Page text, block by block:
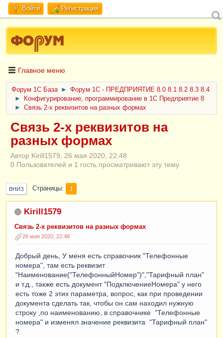
Войти Регистрация
Главное меню
Форум 1C База ►
Форум 1С - ПРЕДПРИЯТИЕ 8.0 8.1 8.2 8.3 8.4
►
Конфигурирование, программирование в 1С Предприятие 8
►
Связь 2-х реквизитов на разных формах
Связь 2-х реквизитов на
разных формах
Автор Kirill1579, 26 мая 2020, 22:48
0 Пользователей и 1 гость просматривают эту тему.
ВНИЗ Страницы 1
Kirill1579
Связь 2-х реквизитов на разных формах
26 мая 2020, 22:48
Добрый день, У меня есть справочник "Телефонные
номера", там есть реквизит
"Наименование("ТелефонныйНомер")","Тарифный план"
и т.д., также есть документ "ПодключениеНомера" у него
есть тоже 2 этих параметра, вопрос, как при проведении
документа сделать так, чтобы он сам находил нужную
строку ,по наименованию, в справочнике "Телефонные
номера" и изменял значение реквизита "Тарифный план"
?